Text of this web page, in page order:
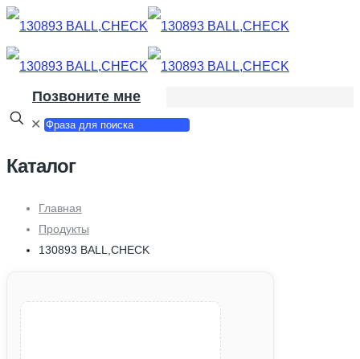
Позвоните мне
✕
Каталог
Главная
Продукты
130893 BALL,CHECK